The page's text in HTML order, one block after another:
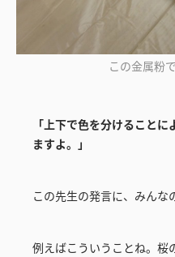
この金属粉
「上下で色を分けること
ますよ。」
この先生の発言に、みんな
例えばこういうことね。桜